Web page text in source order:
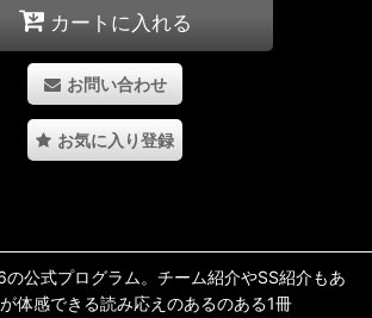
カートに入れる
お問い合わせ
お気に入り登録
公式プログラム。チーム紹介やSS紹介もあ
体感できる読み応えのあるのある1冊